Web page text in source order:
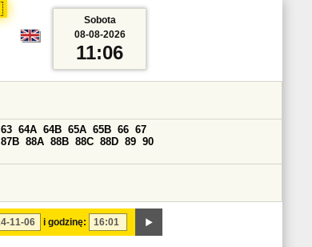
i godzinę:
63 64A 64B 65A 65B 66 67
87B 88A 88B 88C 88D 89 90
Sobota
08-08-2026
11:06